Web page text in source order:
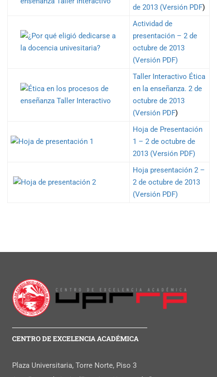
de 2013 (Versión PDF)
Actividad de
presentación – 2 de
octubre de 2013
(Versión PDF)
Taller Interactivo Ética
en la enseñanza. 2 de
octubre de 2013
(Versión PDF)
Hoja de Presentación
1 – 2 de octubre de
2013 (Versión PDF)
Hoja presentación 2 –
2 de octubre de 2013
(Versión PDF)
CENTRO DE EXCELENCIA ACADÉMICA
Plaza Universitaria, Torre Norte, Piso 3